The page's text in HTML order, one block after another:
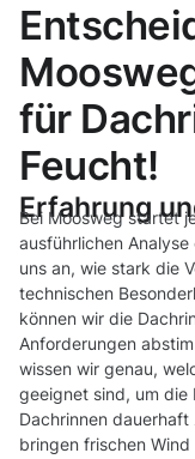
für
Feucht!
Erfahrung
Bei Moosweg startet
ausführlichen
uns an, wie stark die
technischen
können wir die
Anforderungen
wissen wir genau,
geeignet sind, um
Dachrinnen dauerhaft
bringen frischen